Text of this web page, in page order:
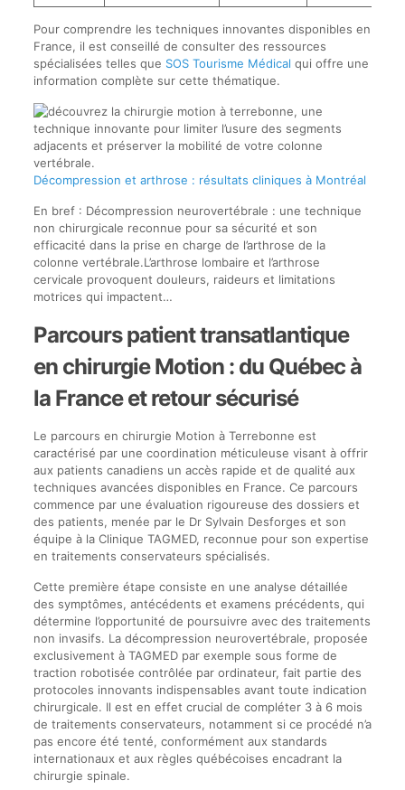
Pour comprendre les techniques innovantes disponibles en
France, il est conseillé de consulter des ressources
spécialisées telles que SOS Tourisme Médical qui offre une
information complète sur cette thématique.
Décompression et arthrose : résultats cliniques à Montréal
En bref : Décompression neurovertébrale : une technique
non chirurgicale reconnue pour sa sécurité et son
efficacité dans la prise en charge de l’arthrose de la
colonne vertébrale.L’arthrose lombaire et l’arthrose
cervicale provoquent douleurs, raideurs et limitations
motrices qui impactent…
Parcours patient transatlantique
en chirurgie Motion : du Québec à
la France et retour sécurisé
Le parcours en chirurgie Motion à Terrebonne est
caractérisé par une coordination méticuleuse visant à offrir
aux patients canadiens un accès rapide et de qualité aux
techniques avancées disponibles en France. Ce parcours
commence par une évaluation rigoureuse des dossiers et
des patients, menée par le Dr Sylvain Desforges et son
équipe à la Clinique TAGMED, reconnue pour son expertise
en traitements conservateurs spécialisés.
Cette première étape consiste en une analyse détaillée
des symptômes, antécédents et examens précédents, qui
détermine l’opportunité de poursuivre avec des traitements
non invasifs. La décompression neurovertébrale, proposée
exclusivement à TAGMED par exemple sous forme de
traction robotisée contrôlée par ordinateur, fait partie des
protocoles innovants indispensables avant toute indication
chirurgicale. Il est en effet crucial de compléter 3 à 6 mois
de traitements conservateurs, notamment si ce procédé n’a
pas encore été tenté, conformément aux standards
internationaux et aux règles québécoises encadrant la
chirurgie spinale.